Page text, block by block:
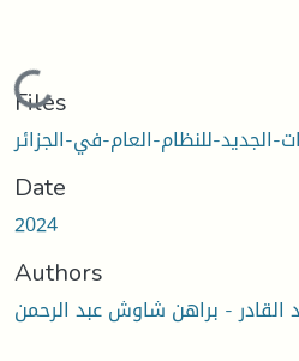
Loading...
Files
Date
2024
Authors
- براهن شاوش عبد الرحمن